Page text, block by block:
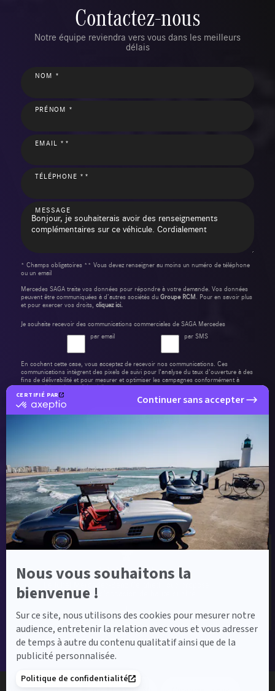
CERTIFIÉ PAR
certifié
sur
Axeptio
Continuer sans accepter
Nous vous souhaitons la
bienvenue !
Sur ce site, nous utilisons des cookies pour mesurer notre
audience, entretenir la relation avec vous et vous adresser
de temps à autre du contenu qualitatif ainsi que de la
publicité personnalisée.
Politique de confidentialité
Contactez-nous
Notre équipe reviendra vers vous dans les meilleurs
délais
NOM *
PRÉNOM *
EMAIL **
TÉLÉPHONE **
MESSAGE
* Champs obligatoires ** Vous devez renseigner au moins un numéro de téléphone
ou un email
Mercedes SAGA traite vos données pour répondre à votre demande. Vos données
peuvent être communiquées à d’autres sociétés du Groupe RCM . Pour en savoir plus
et pour exercer vos droits, cliquez ici.
Je souhaite recevoir des communications commerciales de SAGA Mercedes
par email
par SMS
En cochant cette case, vous acceptez de recevoir nos communications. Ces
communications intègrent des pixels de suivi pour l'analyse du taux d'ouverture à des
fins de délivrabilité et pour mesurer et optimiser les campagnes conformément à
notrepolitique de confidentialité.
Label Certified et Garanties
Label Certified
des voitures d’occasion de haute qualité.